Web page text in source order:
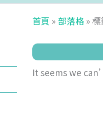
首頁 » 部落格 »
It seems we